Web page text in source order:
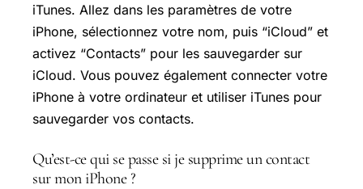
iTunes. Allez dans les paramètres de votre
iPhone, sélectionnez votre nom, puis “iCloud” et
activez “Contacts” pour les sauvegarder sur
iCloud. Vous pouvez également connecter votre
iPhone à votre ordinateur et utiliser iTunes pour
sauvegarder vos contacts.
Qu’est-ce qui se passe si je supprime un contact
sur mon iPhone ?